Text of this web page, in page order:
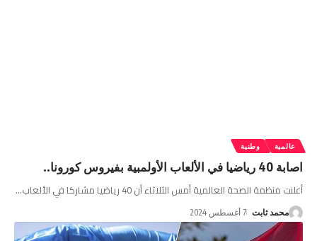
عالمية وطنية
اصابة 40 رياضيا في الألعاب الأولمبية بفيروس كورونا..
أعلنت منظمة الصحة العالمية أمس الثلاثاء أن 40 رياضيا مشاركا في الألعاب …
محمد ثابت 7 أغسطس 2024